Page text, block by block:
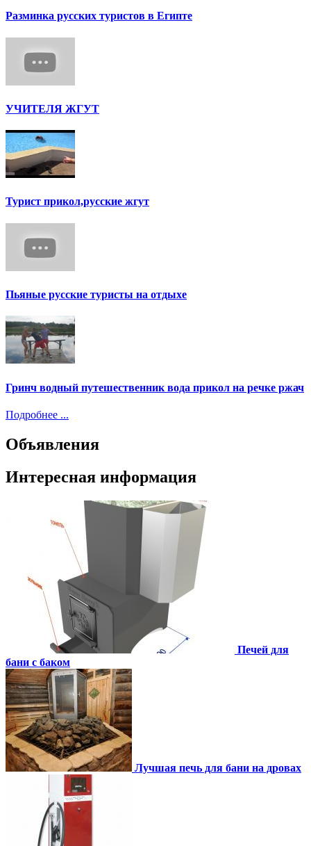
Разминка русских туристов в Египте
УЧИТЕЛЯ ЖГУТ
Турист прикол,русские жгут
Пьяные русские туристы на отдыхе
Гринч водный путешественник вода прикол на речке ржач
Подробнее ...
Объявления
Интересная информация
Печей для
бани с баком
Лучшая печь для бани на дровах